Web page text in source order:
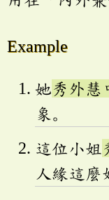
Example
她秀外慧
象。
這位小姐
人緣這麼